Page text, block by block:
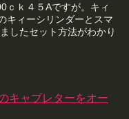
ｃｋ４５Aですが。キィ
キィーシリンダーとスマ
したセット方法がわかり
キャブレターをオー